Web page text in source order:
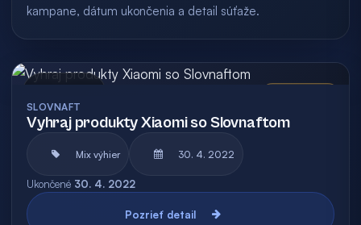
kampane, dátum ukončenia a detail súťaže.
SLOVNAFT
Vyhraj produkty Xiaomi so Slovnaftom
Mix výhier 30. 4. 2022
Ukončené 30. 4. 2022
Pozrieť detail